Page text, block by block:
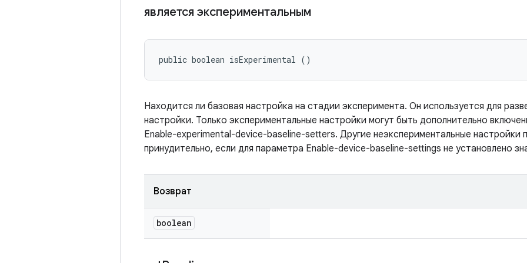
является экспериментальным
public boolean isExperimental ()
Находится ли базовая настройка на стадии эксперимента. Он используется для
настройки. Только экспериментальные настройки могут быть дополнительно
Enable-experimental-device-baseline-setters. Другие неэкспериментальные настройки
принудительно, если для параметра Enable-device-baseline-settings не установлено
Возврат
boolean